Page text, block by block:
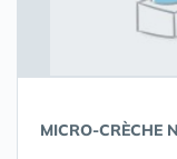
MICRO-CRÈCHE